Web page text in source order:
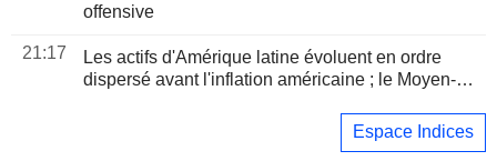
offensive
21:17
Les actifs d'Amérique latine évoluent en ordre
dispersé avant l'inflation américaine ; le Moyen-
Espace Indices